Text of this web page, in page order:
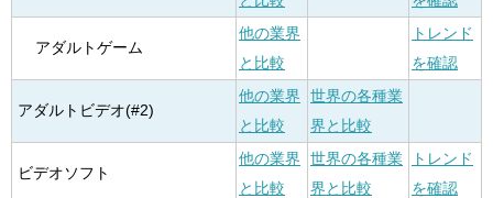
アダルトゲーム
他の業界
と比較
トレンド
を確認
アダルトビデオ(#2)
他の業界
と比較
世界の各種業
界と比較
ビデオソフト
他の業界
と比較
世界の各種業
界と比較
トレンド
を確認